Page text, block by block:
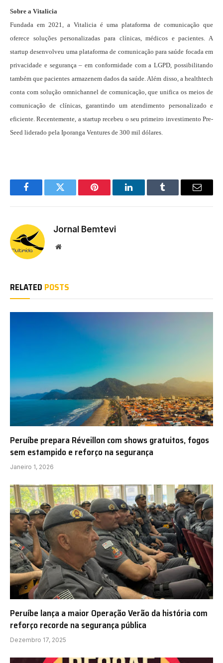
Sobre a Vitalicia
Fundada em 2021, a Vitalicia é uma plataforma de comunicação que
oferece soluções personalizadas para clínicas, médicos e pacientes. A
startup desenvolveu uma plataforma de comunicação para saúde focada em
privacidade e segurança – em conformidade com a LGPD, possibilitando
também que pacientes armazenem dados da saúde. Além disso, a healthtech
conta com solução omnichannel de comunicação, que unifica os meios de
comunicação de clínicas, garantindo um atendimento personalizado e
eficiente. Recentemente, a startup recebeu o seu primeiro investimento Pre-
Seed liderado pela Iporanga Ventures de 300 mil dólares.
FacebookTwitter Pinterest LinkedInTumblr Email
Jornal Bemtevi
Website
RELATED POSTS
Peruíbe prepara Réveillon com shows gratuitos, fogos
sem estampido e reforço na segurança
Janeiro 1, 2026
Peruíbe lança a maior Operação Verão da história com
reforço recorde na segurança pública
Dezembro 17, 2025